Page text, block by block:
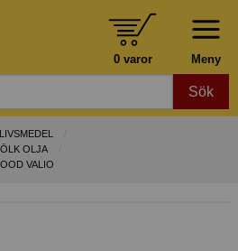
Meny
0 varor
Sök
LIVSMEDEL
OLJA
VALIO